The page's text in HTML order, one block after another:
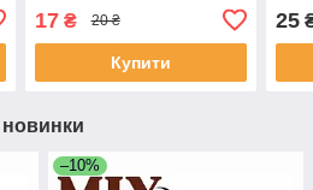
17₴ 20 ₴
Купити
25
новинки
–10%